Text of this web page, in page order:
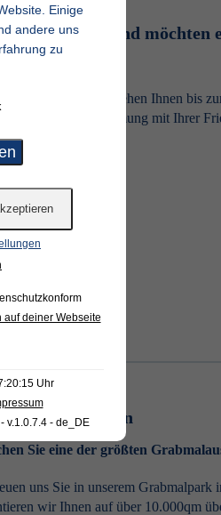
vor Ort sein und möchten
individuell und stehen Ihnen bis
wie z.B. die Abstimmung mit Ihrer
erkunden
Sie eine der größten
uns Sie in unserem
wir Ihnen auf über 10.000qm
Einige
andere uns
zu
auf deiner Webseite
Uhr
v.1.0.7.4 - de_DE